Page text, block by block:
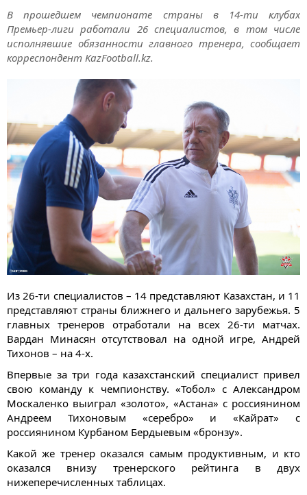
В прошедшем чемпионате страны в 14-ти клубах
Премьер-лиги работали 26 специалистов, в том числе
исполнявшие обязанности главного тренера, сообщает
корреспондент KazFootball.kz.
Из 26-ти специалистов – 14 представляют Казахстан, и 11
представляют страны ближнего и дальнего зарубежья. 5
главных тренеров отработали на всех 26-ти матчах.
Вардан Минасян отсутствовал на одной игре, Андрей
Тихонов – на 4-х.
Впервые за три года казахстанский специалист привел
свою команду к чемпионству. «Тобол» с Александром
Москаленко выиграл «золото», «Астана» с россиянином
Андреем Тихоновым «серебро» и «Кайрат» с
россиянином Курбаном Бердыевым «бронзу».
Какой же тренер оказался самым продуктивным, и кто
оказался внизу тренерского рейтинга в двух
нижеперечисленных таблицах.